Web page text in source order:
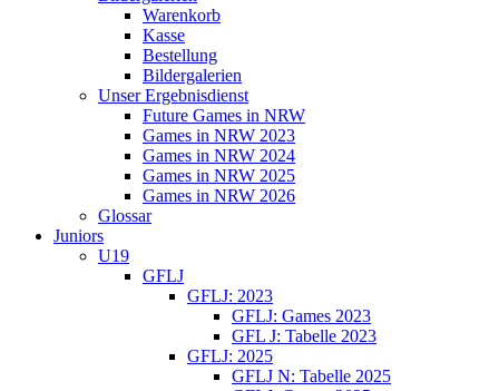
Warenkorb
Kasse
Bestellung
Bildergalerien
Unser Ergebnisdienst
Future Games in NRW
Games in NRW 2023
Games in NRW 2024
Games in NRW 2025
Games in NRW 2026
Glossar
Juniors
U19
GFLJ
GFLJ: 2023
GFLJ: Games 2023
GFL J: Tabelle 2023
GFLJ: 2025
GFLJ N: Tabelle 2025